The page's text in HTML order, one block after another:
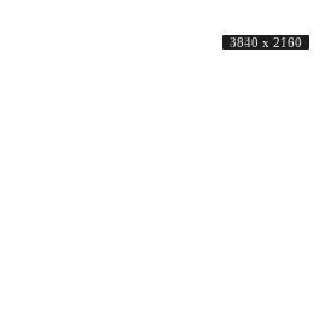
3840 x 2400
4246 x 3017
3840 x 2160
3840 x 2160
3840 x 2160
4639 x 2160
3840 x 2160
3840 x 2160
4928 x 2794
3840 x 2160